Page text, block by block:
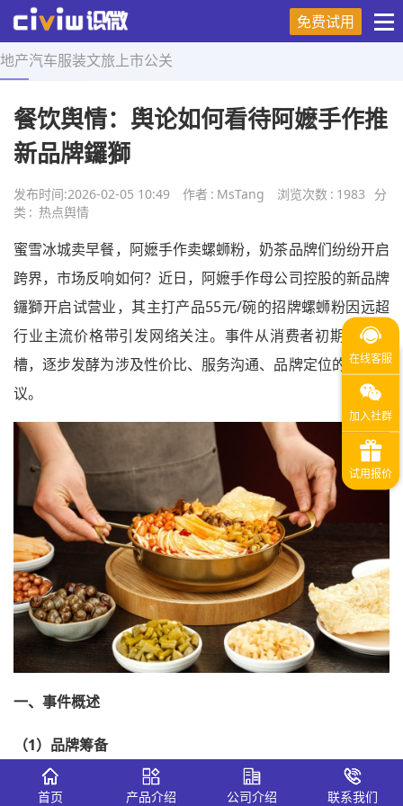
免费试用
地产汽车服装文旅 上市公关
首页 > 热点舆情 > 正文
餐饮舆情：舆论如何看待阿嬷手作推
新品牌鑼獅
发布时间:2026-02-05 10:49 作者 : MsTang 浏览次数 : 1983
分
类 : 热点舆情
蜜雪冰城卖早餐，阿嬷手作卖螺蛳粉，奶茶品牌们纷纷开启
跨界，市场反响如何？近日，阿嬷手作母公司控股的新品牌
鑼獅开启试营业，其主打产品55元/碗的招牌螺蛳粉因远超
行业主流价格带引发网络关注。事件从消费者初期价格吐
槽，逐步发酵为涉及性价比、服务沟通、品牌定位的多元争
议。
一、 事件概述
（1） 品牌筹备
2024年8月，阿嬷手作母公司广西手作幸村申请“庞氏狮螺”
首页 产品介绍 公司介绍 联系我们